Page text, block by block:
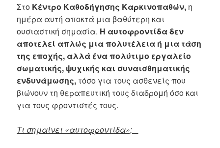
Στο Κέντρο Καθοδήγησης Καρκινοπαθών, η
ημέρα αυτή αποκτά μια βαθύτερη και
ουσιαστική σημασία. Η αυτοφροντίδα δεν
αποτελεί απλώς μια πολυτέλεια ή μια τάση
της εποχής, αλλά ένα πολύτιμο εργαλείο
σωματικής, ψυχικής και συναισθηματικής
ενδυνάμωσης, τόσο για τους ασθενείς που
βιώνουν τη θεραπευτική τους διαδρομή όσο και
για τους φροντιστές τους.
Τι σημαίνει «αυτοφροντίδα»;